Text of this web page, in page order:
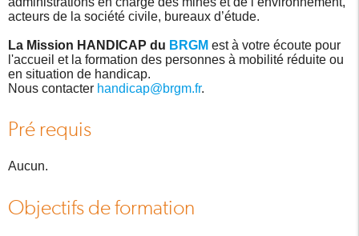
acteurs de la société civile, bureaux d’étude.
La Mission HANDICAP du BRGM est à votre écoute pour
l'accueil et la formation des personnes à mobilité réduite ou
en situation de handicap.
Nous contacter handicap@brgm.fr.
Pré requis
Aucun.
Objectifs de formation